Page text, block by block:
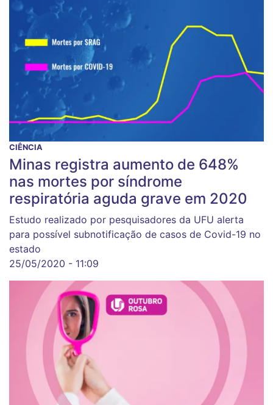
CIÊNCIA
Minas registra aumento de 648%
nas mortes por síndrome
respiratória aguda grave em 2020
Estudo realizado por pesquisadores da UFU alerta
para possível subnotificação de casos de Covid-19 no
estado
25/05/2020 - 11:09